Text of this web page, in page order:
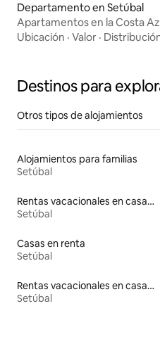
Departamento en Setúbal
Apartamentos en la Costa
mar en Arrabida
Ubicación · Valor ·
Destinos para
Otros tipos de alojamientos
Alojamientos para familias
Setúbal
Rentas vacacionales en casas con inodoro de altura accesible
Setúbal
Casas en renta
Setúbal
Rentas vacacionales en casas de huéspedes
Setúbal